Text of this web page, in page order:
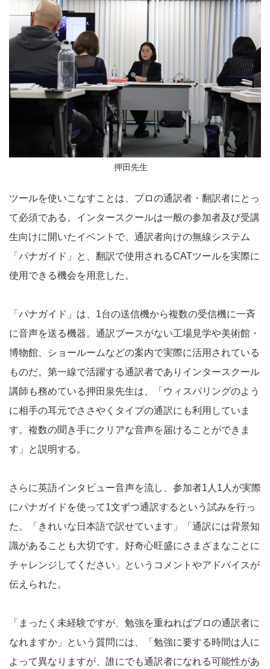
押田先生
ツールを使いこなすことは、プロの通訳者・翻訳者にとっ
て必須である。インタースクールは一般の参加者及び受講
生向けに開いたイベントで、通訳者向けの無線システム
「パナガイド」と、翻訳で使用されるCATツールを実際に
使用できる機会を用意した。
「パナガイド」は、1台の送信機から複数の受信機に一斉
に音声を送る機器。通訳ブースがない工場見学や美術館・
博物館、ショールームなどの案内で実際に活用されている
ものだ。第一線で活躍する通訳者でありインタースクール
講師も務めている押田泉先生は、「ウィスパリングのよう
に相手の耳元でささやくタイプの通訳にも利用していま
す。複数の聞き手にクリアな音声を届けることができま
す」と説明する。
さらに英語インタビュー音声を流し、参加者1人1人が実際
にパナガイドを使って1文ずつ通訳するという試みを行っ
た。「きれいな日本語で訳せています」「通訳には背景知
識があることも大切です。好奇心旺盛にさまざまなことに
チャレンジしてください」というコメントやアドバイスが
伝えられた。
「まったく未経験ですが、勉強を重ねればプロの通訳者に
なれますか」という質問には、「勉強に要する時間は人に
よって異なりますが、誰にでも通訳者になれる可能性があ